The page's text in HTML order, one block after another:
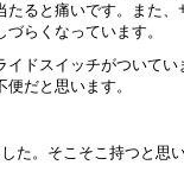
ると痛いです。また
らくなっています。
ドスイッチがついて
だと思います。
た。そこそこ持つと思